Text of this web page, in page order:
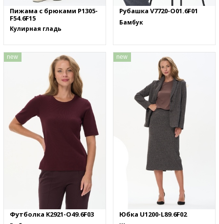
Пижама с брюками P1305-
F54.6F15
Кулирная гладь
Рубашка V7720-O01.6F01
Бамбук
new
Футболка K2921-O49.6F03
new
Юбка U1200-L89.6F02